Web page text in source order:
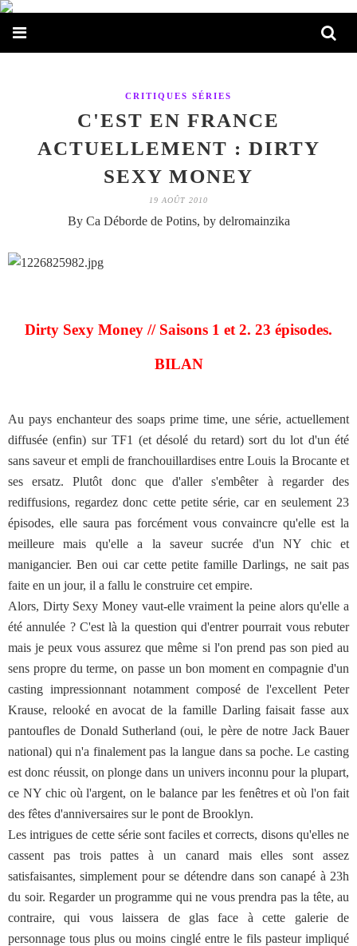
CRITIQUES SÉRIES
C'EST EN FRANCE
ACTUELLEMENT : DIRTY
SEXY MONEY
19 AOÛT 2010
By Ca Déborde de Potins, by delromainzika
Dirty Sexy Money // Saisons 1 et 2. 23 épisodes.
BILAN
Au pays enchanteur des soaps prime time, une série, actuellement
diffusée (enfin) sur TF1 (et désolé du retard) sort du lot d'un été
sans saveur et empli de franchouillardises entre Louis la Brocante et
ses ersatz. Plutôt donc que d'aller s'embêter à regarder des
rediffusions, regardez donc cette petite série, car en seulement 23
épisodes, elle saura pas forcément vous convaincre qu'elle est la
meilleure mais qu'elle a la saveur sucrée d'un NY chic et
manigancier. Ben oui car cette petite famille Darlings, ne sait pas
faite en un jour, il a fallu le construire cet empire.
Alors, Dirty Sexy Money vaut-elle vraiment la peine alors qu'elle a
été annulée ? C'est là la question qui d'entrer pourrait vous rebuter
mais je peux vous assurez que même si l'on prend pas son pied au
sens propre du terme, on passe un bon moment en compagnie d'un
casting impressionnant notamment composé de l'excellent Peter
Krause, relooké en avocat de la famille Darling faisait fasse aux
pantoufles de Donald Sutherland (oui, le père de notre Jack Bauer
national) qui n'a finalement pas la langue dans sa poche. Le casting
est donc réussit, on plonge dans un univers inconnu pour la plupart,
ce NY chic où l'argent, on le balance par les fenêtres et où l'on fait
des fêtes d'anniversaires sur le pont de Brooklyn.
Les intrigues de cette série sont faciles et corrects, disons qu'elles ne
cassent pas trois pattes à un canard mais elles sont assez
satisfaisantes, simplement pour se détendre dans son canapé à 23h
du soir. Regarder un programme qui ne vous prendra pas la tête, au
contraire, qui vous laissera de glas face à cette galerie de
personnage tous plus ou moins cinglé entre le fils pasteur impliqué